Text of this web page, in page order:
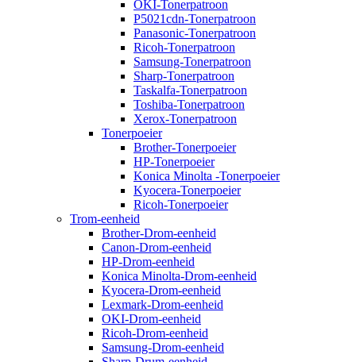
OKI-Tonerpatroon
P5021cdn-Tonerpatroon
Panasonic-Tonerpatroon
Ricoh-Tonerpatroon
Samsung-Tonerpatroon
Sharp-Tonerpatroon
Taskalfa-Tonerpatroon
Toshiba-Tonerpatroon
Xerox-Tonerpatroon
Tonerpoeier
Brother-Tonerpoeier
HP-Tonerpoeier
Konica Minolta -Tonerpoeier
Kyocera-Tonerpoeier
Ricoh-Tonerpoeier
Trom-eenheid
Brother-Drom-eenheid
Canon-Drom-eenheid
HP-Drom-eenheid
Konica Minolta-Drom-eenheid
Kyocera-Drom-eenheid
Lexmark-Drom-eenheid
OKI-Drom-eenheid
Ricoh-Drom-eenheid
Samsung-Drom-eenheid